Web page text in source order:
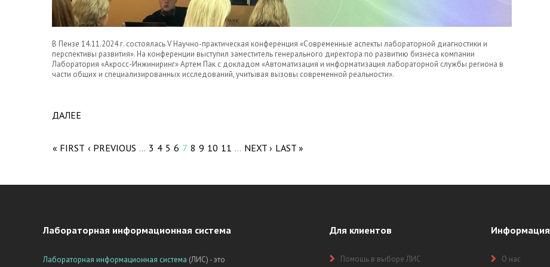
В Пензе 14.11.2024 г. состоялась V Научно-практическая конференция «Современные аспекты лабораторной диагностики и
перспективы развития». На конференции выступил заместитель генерального директора по развитию бизнеса компании
Лаборатория «Акросс-Инжиниринг» Артем Пак с докладом «Автоматизация и информатизация лабораторной службы региона в
части общих и специализированных исследований, учитывая вызовы современной реальности».
ДАЛЕЕ
« FIRST ‹ PREVIOUS … 3 4 5 6 7 8 9 10 11 … NEXT › LAST »
Лабораторная информационная система
Лабораторная информационная система (ЛИС) - это
Для клиентов
Помощь в выборе ЛИС
Информация
О нас